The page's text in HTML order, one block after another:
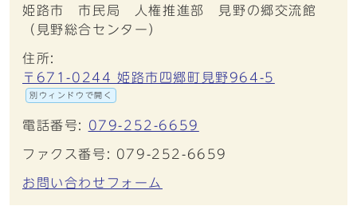
姫路市 市民局 人権推進部 見野の郷交流館
（見野総合センター）
住所:
〒671-0244 姫路市四郷町見野964-5
別ウィンドウで開く
電話番号: 079-252-6659
ファクス番号: 079-252-6659
お問い合わせフォーム